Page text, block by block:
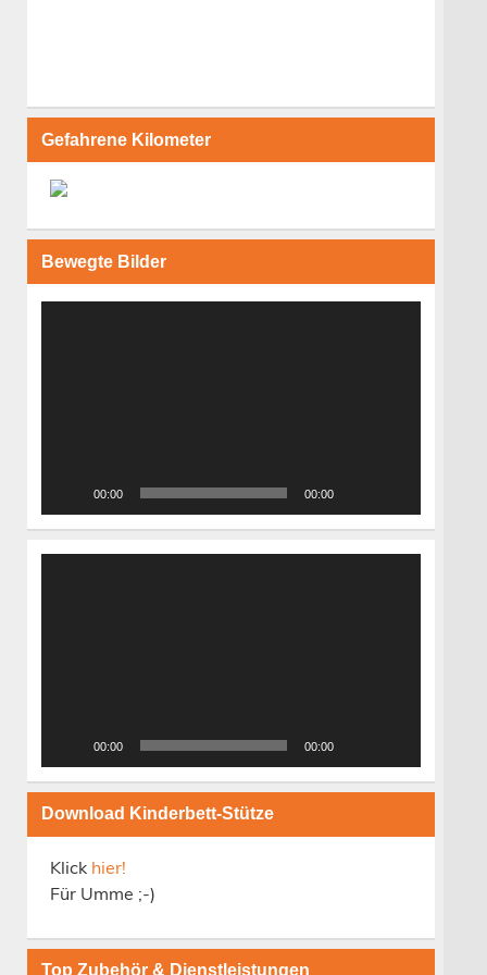
Gefahrene Kilometer
Bewegte Bilder
00:00 00:00
Video-
00:00 00:00
Download Kinderbett-Stütze
Klick hier!
Für Umme ;-)
Top Zubehör & Dienstleistungen